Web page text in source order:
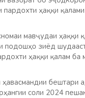
пардохти ҳаққи
мавҷудаи ҳаққи
зиёд
ҳаққи қалам
ҳавасмандии бештари
соли 2024